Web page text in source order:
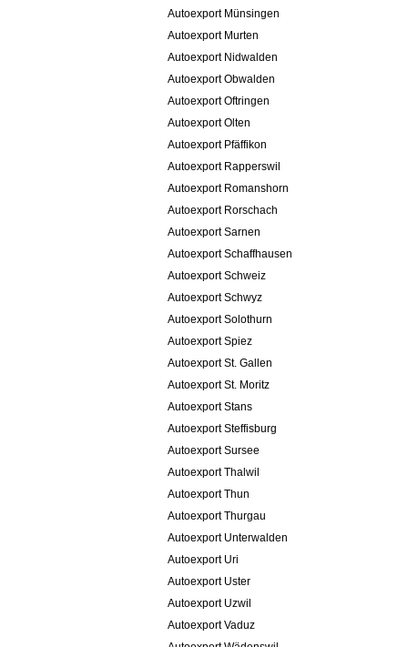
Autoexport Münsingen
Autoexport Murten
Autoexport Nidwalden
Autoexport Obwalden
Autoexport Oftringen
Autoexport Olten
Autoexport Pfäffikon
Autoexport Rapperswil
Autoexport Romanshorn
Autoexport Rorschach
Autoexport Sarnen
Autoexport Schaffhausen
Autoexport Schweiz
Autoexport Schwyz
Autoexport Solothurn
Autoexport Spiez
Autoexport St. Gallen
Autoexport St. Moritz
Autoexport Stans
Autoexport Steffisburg
Autoexport Sursee
Autoexport Thalwil
Autoexport Thun
Autoexport Thurgau
Autoexport Unterwalden
Autoexport Uri
Autoexport Uster
Autoexport Uzwil
Autoexport Vaduz